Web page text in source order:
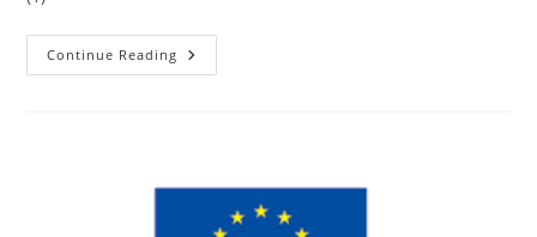
Continue Reading PO
De
Și
Profesori